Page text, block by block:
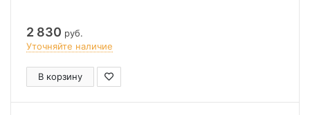
2 830 руб.
Уточняйте наличие
В корзину